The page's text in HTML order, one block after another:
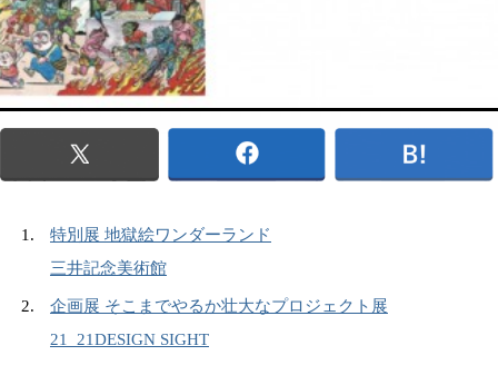
特別展 地獄絵ワンダーランド
三井記念美術館
企画展 そこまでやるか壮大なプロジェクト展
21_21DESIGN SIGHT